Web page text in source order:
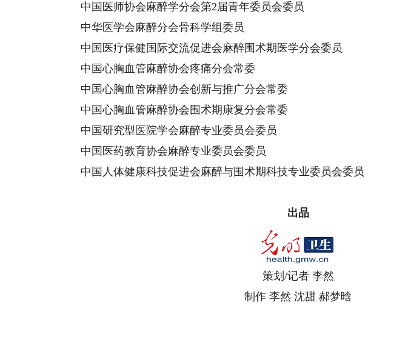
中国医师协会麻醉学分会第2届青年委员会委员
中华医学会麻醉分会骨科学组委员
中国医疗保健国际交流促进会麻醉围术期医学分会委员
中国心胸血管麻醉协会疼痛分会常委
中国心胸血管麻醉协会创新与推广分会常委
中国心胸血管麻醉协会围术期康复分会常委
中国研究型医院学会麻醉专业委员会委员
中国医药教育协会麻醉专业委员会委员
中国人体健康科技促进会麻醉与围术期科技专业委员会委员
出品
策划/记者 李然
制作 李然 沈甜 郝梦晗